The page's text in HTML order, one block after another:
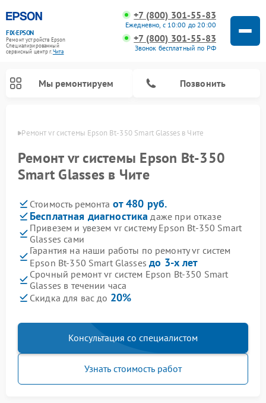
FIX-EPSON
Ремонт устройств Epson
Специализированный
cервисный центр г.Чита
+7 (800) 301-55-83
Ежедневно, с 10:00 до 20:00
+7 (800) 301-55-83
Звонок бесплатный по РФ
Мы ремонтируем Позвонить
Чите Ремонт vr системы Epson Bt-350 Smart Glasses в Чите
Ремонт vr системы Epson Bt-350
Smart Glasses в Чите
Стоимость ремонта от 480 руб.
Бесплатная диагностика даже при отказе
Привезем и увезем vr систему Epson Bt-350 Smart
Glasses сами
Гарантия на наши работы по ремонту vr систем
Epson Bt-350 Smart Glassesдо 3-х лет
Срочный ремонт vr систем Epson Bt-350 Smart
Glasses в течении часа
Скидка для вас до 20%
Консультация со специалистом
Узнать стоимость работ